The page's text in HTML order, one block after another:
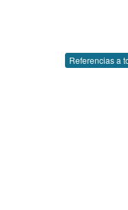
Referencias a